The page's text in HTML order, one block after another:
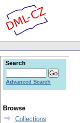
Search
Advanced Search
Browse
Collections